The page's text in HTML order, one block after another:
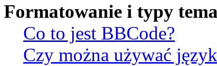
Formatowanie i typy
Co to jest BBCode?
Czy można używać